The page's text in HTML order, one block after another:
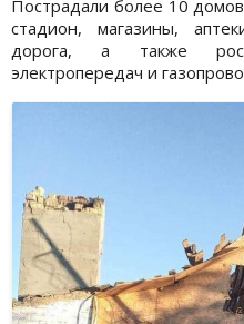
Пострадали более 10
стадион, магазины,
дорога, а также
электропередач и